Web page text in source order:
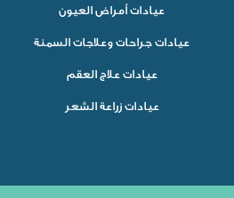
عيادات أمراض العيون
عيادات جراحات وعلاجات السمنة
عيادات علاج العقم
عيادات زراعة الشعر